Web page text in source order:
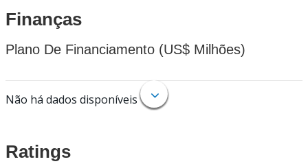
Finanças
Plano De Financiamento (US$ Milhões)
Não há dados disponíveis
Ratings